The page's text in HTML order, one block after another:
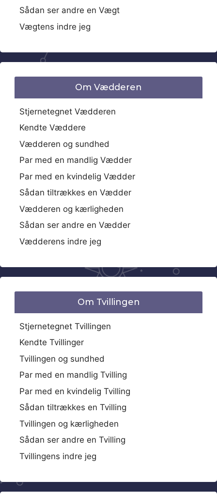
Sådan ser andre en Vægt
Vægtens indre jeg
Om Vædderen
Stjernetegnet Vædderen
Kendte Væddere
Vædderen og sundhed
Par med en mandlig Vædder
Par med en kvindelig Vædder
Sådan tiltrækkes en Vædder
Vædderen og kærligheden
Sådan ser andre en Vædder
Vædderens indre jeg
Om Tvillingen
Stjernetegnet Tvillingen
Kendte Tvillinger
Tvillingen og sundhed
Par med en mandlig Tvilling
Par med en kvindelig Tvilling
Sådan tiltrækkes en Tvilling
Tvillingen og kærligheden
Sådan ser andre en Tvilling
Tvillingens indre jeg